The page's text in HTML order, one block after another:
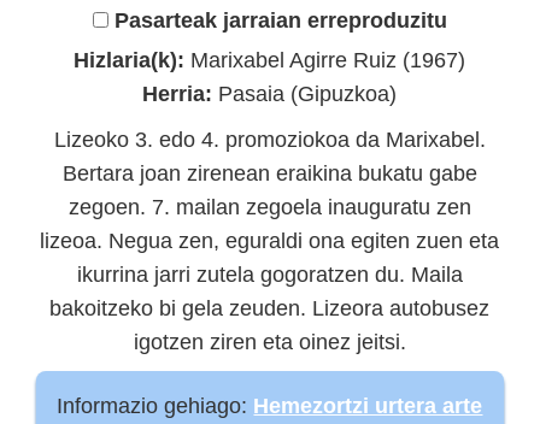
Pasarteak jarraian erreproduzitu
Hizlaria(k): Marixabel Agirre Ruiz (1967)
Herria: Pasaia (Gipuzkoa)
Lizeoko 3. edo 4. promoziokoa da Marixabel.
Bertara joan zirenean eraikina bukatu gabe
zegoen. 7. mailan zegoela inauguratu zen
lizeoa. Negua zen, eguraldi ona egiten zuen eta
ikurrina jarri zutela gogoratzen du. Maila
bakoitzeko bi gela zeuden. Lizeora autobusez
igotzen ziren eta oinez jeitsi.
Informazio gehiago: Hemezortzi urtera arte